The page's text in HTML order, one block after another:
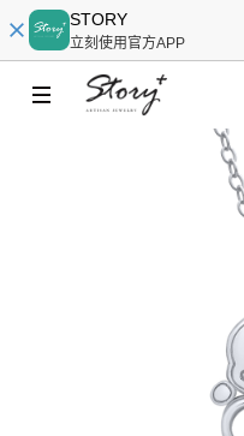
STORY
立刻使用官方APP